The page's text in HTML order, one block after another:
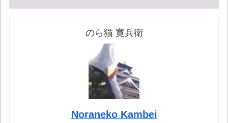
のら猫 寛兵衛
Noraneko Kambei